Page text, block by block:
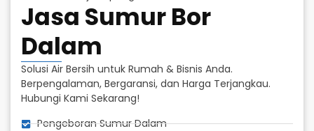
Jasa Sumur Bor
Dalam
Solusi Air Bersih untuk Rumah & Bisnis Anda.
Berpengalaman, Bergaransi, dan Harga Terjangkau.
Hubungi Kami Sekarang!
Pengeboran Sumur Dalam